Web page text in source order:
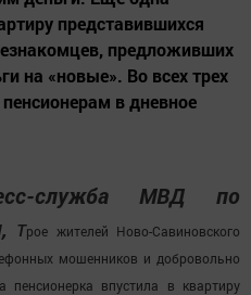
представившихся
предложивших
на «новые». Во всех трех
в дневное
служба МВД по
трое жителей Ново-Савиновского
мошенников и добровольно
впустила в квартиру